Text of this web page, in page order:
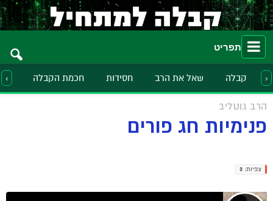
תפריט
קבלה שאל את הרב חסידות חכמת הקבלה ›
‹
הרב גוטליב
פנימיות חג פורים
צפיות: 3